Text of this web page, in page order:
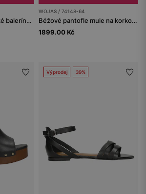
hnědě-béžové dámské balerínky z pleteniny
WOJAS / 74148-64
Béžové pantofle mule na korkové podrážce
1899.00 Kč
Výprodej 39%